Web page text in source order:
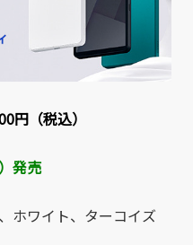
円（税込）
発売
ホワイト、ターコイズ